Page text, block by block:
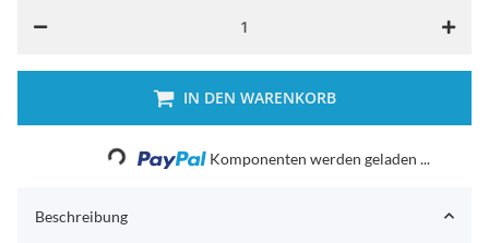
IN DEN WARENKORB
Loading... Komponenten werden geladen ...
Beschreibung